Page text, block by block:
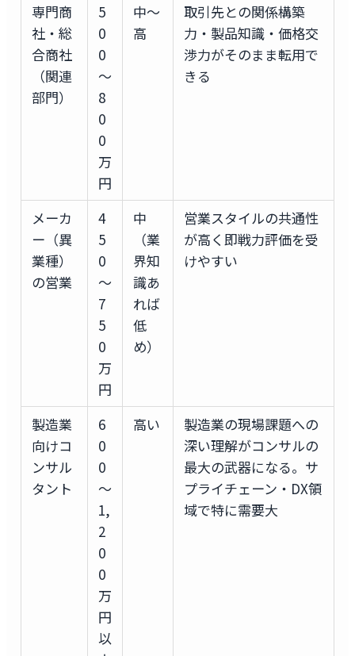
専門商
社・総
合商社
（関連
部門）
5
0
0
〜
8
0
0
万
円
中〜
高
取引先との関係構築
力・製品知識・価格交
渉力がそのまま転用で
きる
メーカ
ー（異
業種）
の営業
4
5
0
〜
7
5
0
万
円
中
（業
界知
識あ
れば
低
め）
営業スタイルの共通性
が高く即戦力評価を受
けやすい
製造業
向けコ
ンサル
タント
6
0
0
〜
1,
2
0
0
万
円
以
高い
製造業の現場課題への
深い理解がコンサルの
最大の武器になる。サ
プライチェーン・DX領
域で特に需要大